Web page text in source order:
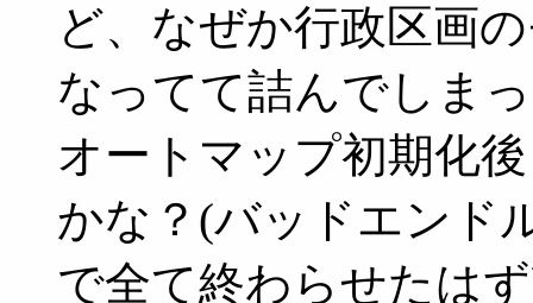
ど、なぜか行政区画
なってて詰んでしま
オートマップ初期化
かな？(バッドエンド
で全て終わらせたは